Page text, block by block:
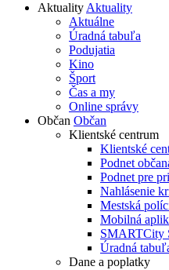
Aktuality Aktuality
Aktuálne
Úradná tabuľa
Podujatia
Kino
Šport
Čas a my
Online správy
Občan Občan
Klientské centrum
Klientské
Podnet
Podnet pre
Nahlásenie
Mestská
Mobilná
SMARTCity
Úradná
Dane a poplatky